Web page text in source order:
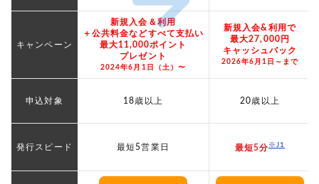
キャンペーン
新規入会＆利用
＋公共料金などすべて支払い
最大11,000ポイント
プレゼント
2024年6月1日（土）〜
新規入会&利用で
最大27,000円
キャッシュバック
2026年6月1日～まで
申込対象 18歳以上 20歳以上
発行スピード 最短5営業日 最短5分※J1